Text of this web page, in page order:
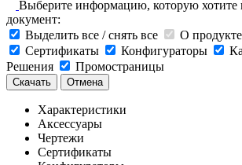
Выберите информацию, которую хотите
документ:
Выделить все / снять все
О продукте
Сертификаты
Конфигураторы
Решения
Промостраницы
Скачать Отмена
Характеристики
Аксессуары
Чертежи
Сертификаты